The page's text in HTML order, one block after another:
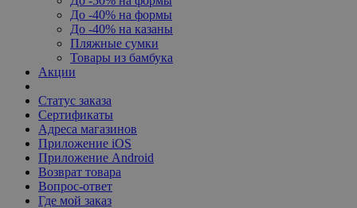
До -40% на формы
До -40% на казаны
Пляжные сумки
Товары из бамбука
Акции
Статус заказа
Сертификаты
Адреса магазинов
Приложение iOS
Приложение Android
Возврат товара
Вопрос-ответ
Где мой заказ